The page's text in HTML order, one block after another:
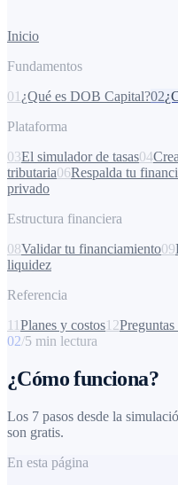
Inicio
Fundamentos
01 ¿Qué es DOB Capital?02
Plataforma
03El simulador de tasas04
tributaria06Respalda tu
privado
Estructura financiera
08Validar tu financiamiento09
liquidez
Referencia
11Planes y costos12
02/5 min lectura
¿Cómo funciona?
Los 7 pasos desde la
son gratis.
En esta página